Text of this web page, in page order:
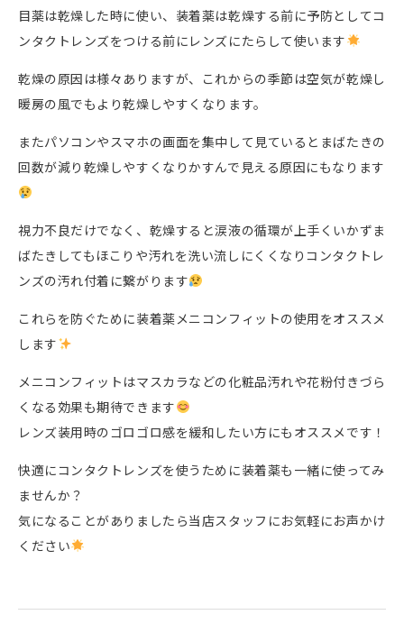
目薬は乾燥した時に使い、装着薬は乾燥する前に予防としてコ
ンタクトレンズをつける前にレンズにたらして使います
乾燥の原因は様々ありますが、これからの季節は空気が乾燥し
暖房の風でもより乾燥しやすくなります。
またパソコンやスマホの画面を集中して見ているとまばたきの
回数が減り乾燥しやすくなりかすんで見える原因にもなります
視力不良だけでなく、乾燥すると涙液の循環が上手くいかずま
ばたきしてもほこりや汚れを洗い流しにくくなりコンタクトレ
ンズの汚れ付着に繋がります
これらを防ぐために装着薬メニコンフィットの使用をオススメ
します
メニコンフィットはマスカラなどの化粧品汚れや花粉付きづら
くなる効果も期待できます
レンズ装用時のゴロゴロ感を緩和したい方にもオススメです！
快適にコンタクトレンズを使うために装着薬も一緒に使ってみ
ませんか？
気になることがありましたら当店スタッフにお気軽にお声かけ
ください